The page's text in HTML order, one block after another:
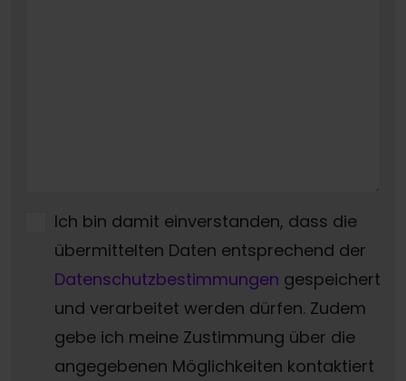
Ich bin damit einverstanden, dass die
übermittelten Daten entsprechend der
Datenschutzbestimmungen gespeichert
und verarbeitet werden dürfen. Zudem
gebe ich meine Zustimmung über die
angegebenen Möglichkeiten kontaktiert